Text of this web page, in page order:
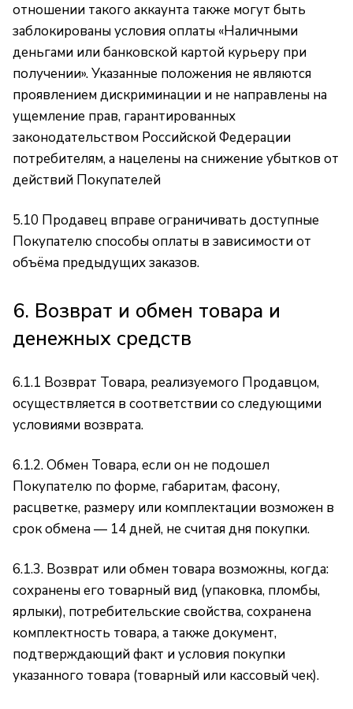
отношении такого аккаунта также могут быть
заблокированы условия оплаты «Наличными
деньгами или банковской картой курьеру при
получении». Указанные положения не являются
проявлением дискриминации и не направлены на
ущемление прав, гарантированных
законодательством Российской Федерации
потребителям, а нацелены на снижение убытков от
действий Покупателей
5.10 Продавец вправе ограничивать доступные
Покупателю способы оплаты в зависимости от
объёма предыдущих заказов.
6. Возврат и обмен товара и
денежных средств
6.1.1 Возврат Товара, реализуемого Продавцом,
осуществляется в соответствии со следующими
условиями возврата.
6.1.2. Обмен Товара, если он не подошел
Покупателю по форме, габаритам, фасону,
расцветке, размеру или комплектации возможен в
срок обмена — 14 дней, не считая дня покупки.
6.1.3. Возврат или обмен товара возможны, когда:
сохранены его товарный вид (упаковка, пломбы,
ярлыки), потребительские свойства, сохранена
комплектность товара, а также документ,
подтверждающий факт и условия покупки
указанного товара (товарный или кассовый чек).